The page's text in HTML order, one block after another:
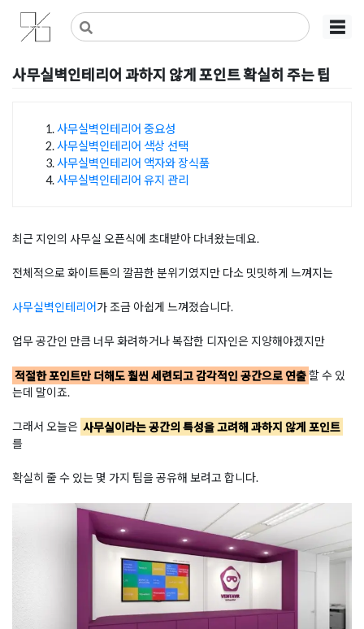
Skip
content
사무실인테리어 디자인 공사 비용견적 플랫폼
사무실인테리어 916
☰
사무실벽인테리어 과하지 않게 포인트 확실히 주는 팁
사무실벽인테리어 중요성
사무실벽인테리어 색상 선택
사무실벽인테리어 액자와 장식품
사무실벽인테리어 유지 관리
최근 지인의 사무실 오픈식에 초대받아 다녀왔는데요.
전체적으로 화이트톤의 깔끔한 분위기였지만 다소 밋밋하게 느껴지는
사무실벽인테리어가 조금 아쉽게 느껴졌습니다.
업무 공간인 만큼 너무 화려하거나 복잡한 디자인은 지양해야겠지만
적절한 포인트만 더해도 훨씬 세련되고 감각적인 공간으로 연출할 수 있
는데 말이죠.
그래서 오늘은 사무실이라는 공간의 특성을 고려해 과하지 않게 포인트
를
확실히 줄 수 있는 몇 가지 팁을 공유해 보려고 합니다.